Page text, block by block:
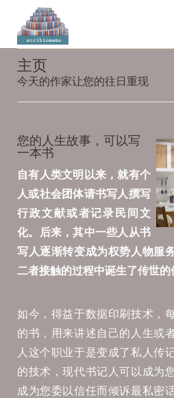
主页
今天的作家让您的往日重现
您的人生故事，可以写
一本书
自有人类文明以来，就有个
人或社会团体请书写人撰写
行政文献或者记录民间文
化。后来，其中一些人从书
写人逐渐转变成为权势人物服
二者接触的过程中诞生了传世的
如今，得益于数据印刷技术，
的书，用来讲述自己的人生或
人这个职业于是变成了私人传
的技术，现代书记人可以成为
成为您委以信任而倾诉最私密